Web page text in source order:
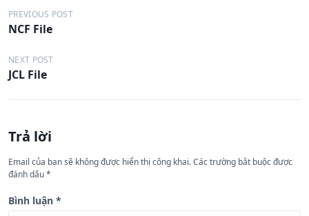
Đ
i
ề
u
h
ớ
n
g
b
PREVIOUS POST
NCF File
NEXT POST
JCL File
Trả lời
Email của bạn sẽ không được hiển thị công khai.Các trường bắt buộc được
đánh dấu*
Bình luận *